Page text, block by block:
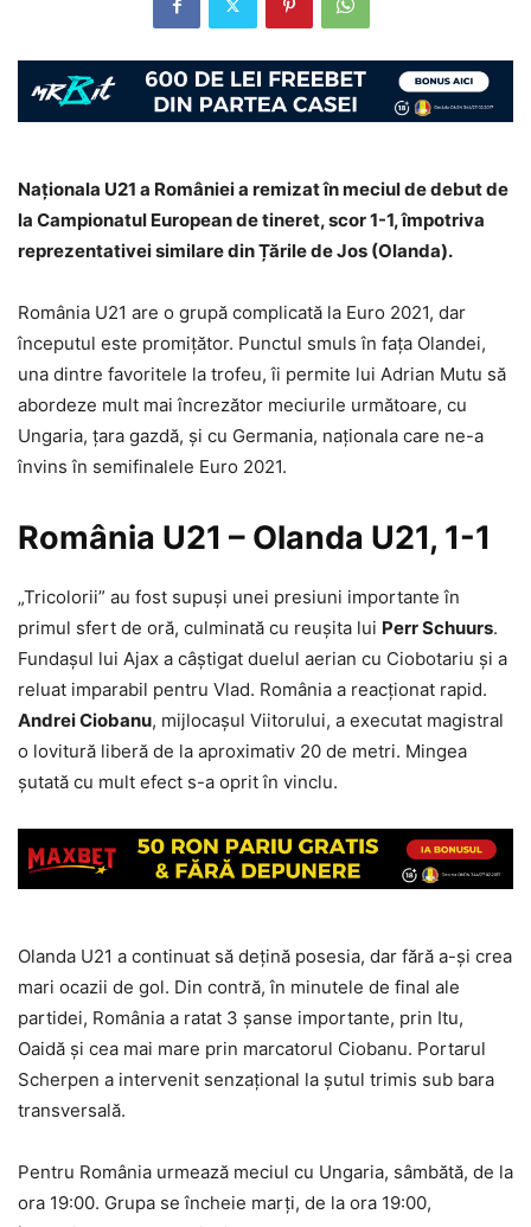
Naționala U21 a României a remizat în meciul de debut de
la Campionatul European de tineret, scor 1-1, împotriva
reprezentativei similare din Țările de Jos (Olanda).
România U21 are o grupă complicată la Euro 2021, dar
începutul este promițător. Punctul smuls în fața Olandei,
una dintre favoritele la trofeu, îi permite lui Adrian Mutu să
abordeze mult mai încrezător meciurile următoare, cu
Ungaria, țara gazdă, și cu Germania, naționala care ne-a
învins în semifinalele Euro 2021.
România U21 – Olanda U21, 1-1
„Tricolorii” au fost supuși unei presiuni importante în
primul sfert de oră, culminată cu reușita lui Perr Schuurs.
Fundașul lui Ajax a câștigat duelul aerian cu Ciobotariu și a
reluat imparabil pentru Vlad. România a reacționat rapid.
Andrei Ciobanu, mijlocașul Viitorului, a executat magistral
o lovitură liberă de la aproximativ 20 de metri. Mingea
șutată cu mult efect s-a oprit în vinclu.
Olanda U21 a continuat să dețină posesia, dar fără a-și crea
mari ocazii de gol. Din contră, în minutele de final ale
partidei, România a ratat 3 șanse importante, prin Itu,
Oaidă și cea mai mare prin marcatorul Ciobanu. Portarul
Scherpen a intervenit senzațional la șutul trimis sub bara
transversală.
Pentru România urmează meciul cu Ungaria, sâmbătă, de la
ora 19:00. Grupa se încheie marți, de la ora 19:00,